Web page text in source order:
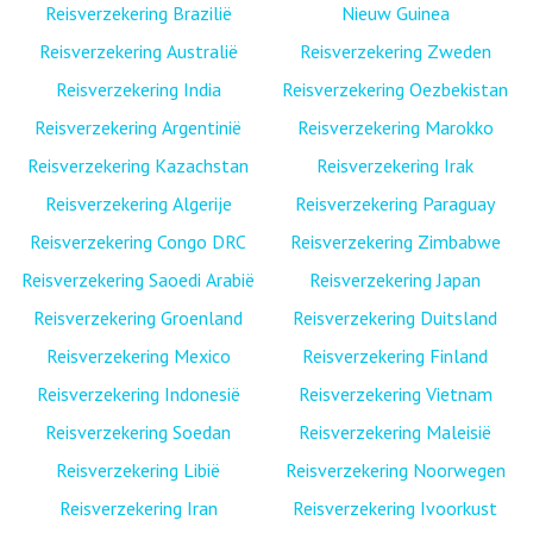
Reisverzekering Brazilië
Reisverzekering Australië
Reisverzekering India
Reisverzekering Argentinië
Reisverzekering Kazachstan
Reisverzekering Algerije
Reisverzekering Congo DRC
Reisverzekering Saoedi Arabië
Reisverzekering Groenland
Reisverzekering Mexico
Reisverzekering Indonesië
Reisverzekering Soedan
Reisverzekering Libië
Reisverzekering Iran
Nieuw Guinea
Reisverzekering Zweden
Reisverzekering Oezbekistan
Reisverzekering Marokko
Reisverzekering Irak
Reisverzekering Paraguay
Reisverzekering Zimbabwe
Reisverzekering Japan
Reisverzekering Duitsland
Reisverzekering Finland
Reisverzekering Vietnam
Reisverzekering Maleisië
Reisverzekering Noorwegen
Reisverzekering Ivoorkust